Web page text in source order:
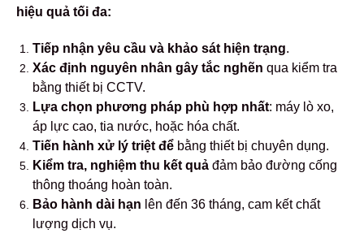
hiệu quả tối đa:
Tiếp nhận yêu cầu và khảo sát hiện trạng.
Xác định nguyên nhân gây tắc nghẽn qua kiểm tra
bằng thiết bị CCTV.
Lựa chọn phương pháp phù hợp nhất: máy lò xo,
áp lực cao, tia nước, hoặc hóa chất.
Tiến hành xử lý triệt để bằng thiết bị chuyên dụng.
Kiểm tra, nghiệm thu kết quả đảm bảo đường cống
thông thoáng hoàn toàn.
Bảo hành dài hạn lên đến 36 tháng, cam kết chất
lượng dịch vụ.